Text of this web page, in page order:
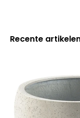
Recente